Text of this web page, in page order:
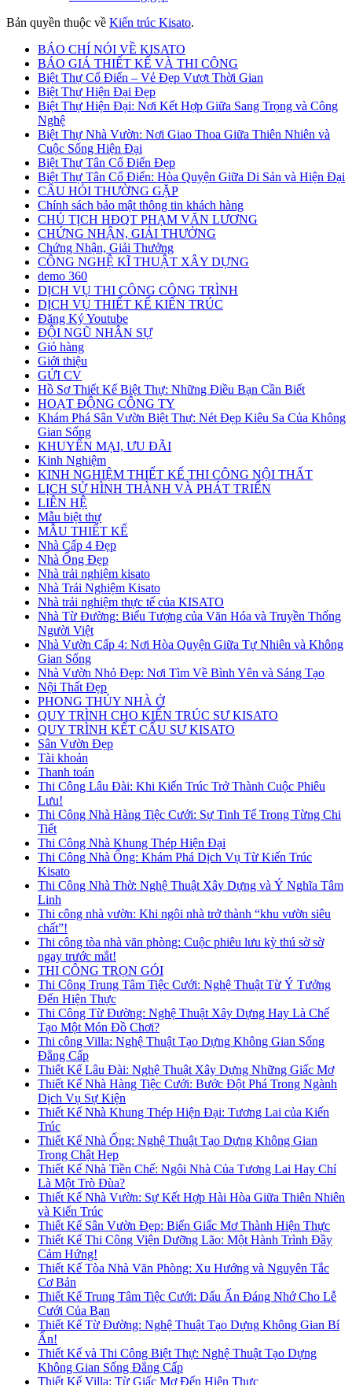
Bản quyền thuộc về Kiến trúc Kisato.
BÁO CHÍ NÓI VỀ KISATO
BÁO GIÁ THIẾT KẾ VÀ THI CÔNG
Biệt Thự Cổ Điển – Vẻ Đẹp Vượt Thời Gian
Biệt Thự Hiện Đại Đẹp
Biệt Thự Hiện Đại: Nơi Kết Hợp Giữa Sang Trọng và Công
Nghệ
Biệt Thự Nhà Vườn: Nơi Giao Thoa Giữa Thiên Nhiên và
Cuộc Sống Hiện Đại
Biệt Thự Tân Cổ Điển Đẹp
Biệt Thự Tân Cổ Điển: Hòa Quyện Giữa Di Sản và Hiện Đại
CÂU HỎI THƯỜNG GẶP
Chính sách bảo mật thông tin khách hàng
CHỦ TỊCH HĐQT PHẠM VĂN LƯƠNG
CHỨNG NHẬN, GIẢI THƯỞNG
Chứng Nhận, Giải Thưởng
CÔNG NGHỆ KĨ THUẬT XÂY DỰNG
demo 360
DỊCH VỤ THI CÔNG CÔNG TRÌNH
DỊCH VỤ THIẾT KẾ KIẾN TRÚC
Đăng Ký Youtube
ĐỘI NGŨ NHÂN SỰ
Giỏ hàng
Giới thiệu
GỬI CV
Hồ Sơ Thiết Kế Biệt Thự: Những Điều Bạn Cần Biết
HOẠT ĐỘNG CÔNG TY
Khám Phá Sân Vườn Biệt Thự: Nét Đẹp Kiêu Sa Của Không
Gian Sống
KHUYẾN MẠI, ƯU ĐÃI
Kinh Nghiệm
KINH NGHIỆM THIẾT KẾ THI CÔNG NỘI THẤT
LỊCH SỬ HÌNH THÀNH VÀ PHÁT TRIỂN
LIÊN HỆ
Mẫu biệt thự
MẪU THIẾT KẾ
Nhà Cấp 4 Đẹp
Nhà Ống Đẹp
Nhà trải nghiệm kisato
Nhà Trải Nghiệm Kisato
Nhà trải nghiệm thực tế của KISATO
Nhà Từ Đường: Biểu Tượng của Văn Hóa và Truyền Thống
Người Việt
Nhà Vườn Cấp 4: Nơi Hòa Quyện Giữa Tự Nhiên và Không
Gian Sống
Nhà Vườn Nhỏ Đẹp: Nơi Tìm Về Bình Yên và Sáng Tạo
Nội Thất Đẹp
PHONG THỦY NHÀ Ở
QUY TRÌNH CHO KIẾN TRÚC SƯ KISATO
QUY TRÌNH KẾT CẤU SƯ KISATO
Sân Vườn Đẹp
Tài khoản
Thanh toán
Thi Công Lâu Đài: Khi Kiến Trúc Trở Thành Cuộc Phiêu
Lưu!
Thi Công Nhà Hàng Tiệc Cưới: Sự Tinh Tế Trong Từng Chi
Tiết
Thi Công Nhà Khung Thép Hiện Đại
Thi Công Nhà Ống: Khám Phá Dịch Vụ Từ Kiến Trúc
Kisato
Thi Công Nhà Thờ: Nghệ Thuật Xây Dựng và Ý Nghĩa Tâm
Linh
Thi công nhà vườn: Khi ngôi nhà trở thành “khu vườn siêu
chất”!
Thi công tòa nhà văn phòng: Cuộc phiêu lưu kỳ thú sờ sờ
ngay trước mắt!
THI CÔNG TRỌN GÓI
Thi Công Trung Tâm Tiệc Cưới: Nghệ Thuật Từ Ý Tưởng
Đến Hiện Thực
Thi Công Từ Đường: Nghệ Thuật Xây Dựng Hay Là Chế
Tạo Một Món Đồ Chơi?
Thi công Villa: Nghệ Thuật Tạo Dựng Không Gian Sống
Đẳng Cấp
Thiết Kế Lâu Đài: Nghệ Thuật Xây Dựng Những Giấc Mơ
Thiết Kế Nhà Hàng Tiệc Cưới: Bước Đột Phá Trong Ngành
Dịch Vụ Sự Kiện
Thiết Kế Nhà Khung Thép Hiện Đại: Tương Lai của Kiến
Trúc
Thiết Kế Nhà Ống: Nghệ Thuật Tạo Dựng Không Gian
Trong Chật Hẹp
Thiết Kế Nhà Tiền Chế: Ngôi Nhà Của Tương Lai Hay Chỉ
Là Một Trò Đùa?
Thiết Kế Nhà Vườn: Sự Kết Hợp Hài Hòa Giữa Thiên Nhiên
và Kiến Trúc
Thiết Kế Sân Vườn Đẹp: Biến Giấc Mơ Thành Hiện Thực
Thiết Kế Thi Công Viện Dưỡng Lão: Một Hành Trình Đầy
Cảm Hứng!
Thiết Kế Tòa Nhà Văn Phòng: Xu Hướng và Nguyên Tắc
Cơ Bản
Thiết Kế Trung Tâm Tiệc Cưới: Dấu Ấn Đáng Nhớ Cho Lễ
Cưới Của Bạn
Thiết Kế Từ Đường: Nghệ Thuật Tạo Dựng Không Gian Bí
Ẩn!
Thiết Kế và Thi Công Biệt Thự: Nghệ Thuật Tạo Dựng
Không Gian Sống Đẳng Cấp
Thiết Kế Villa: Từ Giấc Mơ Đến Hiện Thực